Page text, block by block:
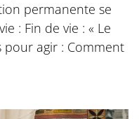
permanente se
: Fin de vie : « Le
pour agir : Comment